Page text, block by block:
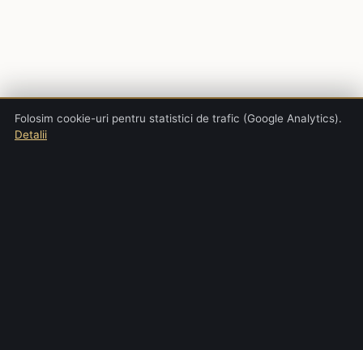
Folosim cookie-uri pentru statistici de trafic (Google Analytics).
Detalii